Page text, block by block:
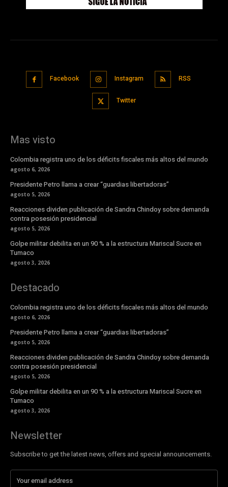
Facebook Instagram RSS
Twitter
Mas visto
Colombia registra uno de los déficits fiscales más altos del mundo
agosto 6, 2026
Presidente Petro llama a crear “guardias libertadoras”
agosto 5, 2026
Reacciones dividen publicación de Sandra Chindoy sobre demanda
contra posesión presidencial
agosto 5, 2026
Golpe militar debilita en un 90 % a la estructura Mariscal Sucre en
Tumaco
agosto 3, 2026
Destacado
Colombia registra uno de los déficits fiscales más altos del mundo
agosto 6, 2026
Presidente Petro llama a crear “guardias libertadoras”
agosto 5, 2026
Reacciones dividen publicación de Sandra Chindoy sobre demanda
contra posesión presidencial
agosto 5, 2026
Golpe militar debilita en un 90 % a la estructura Mariscal Sucre en
Tumaco
agosto 3, 2026
Newsletter
Subscribe to get the latest news, offers and special announcements.